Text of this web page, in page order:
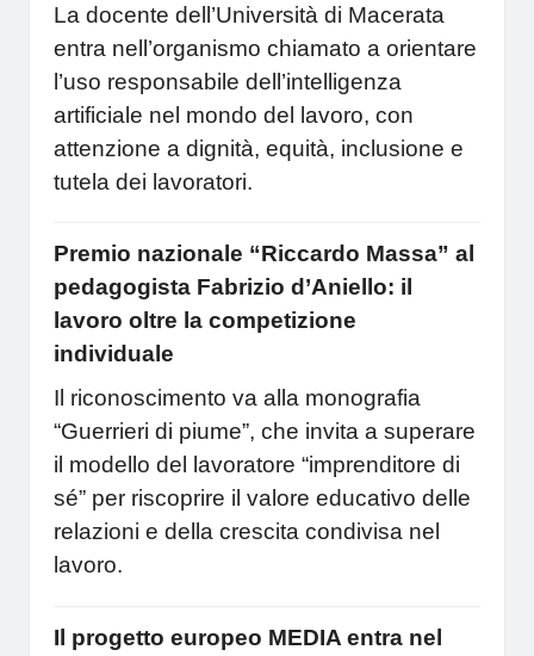
La docente dell’Università di Macerata
entra nell’organismo chiamato a orientare
l’uso responsabile dell’intelligenza
artificiale nel mondo del lavoro, con
attenzione a dignità, equità, inclusione e
tutela dei lavoratori.
Premio nazionale “Riccardo Massa” al
pedagogista Fabrizio d’Aniello: il
lavoro oltre la competizione
individuale
Il riconoscimento va alla monografia
“Guerrieri di piume”, che invita a superare
il modello del lavoratore “imprenditore di
sé” per riscoprire il valore educativo delle
relazioni e della crescita condivisa nel
lavoro.
Il progetto europeo MEDIA entra nel